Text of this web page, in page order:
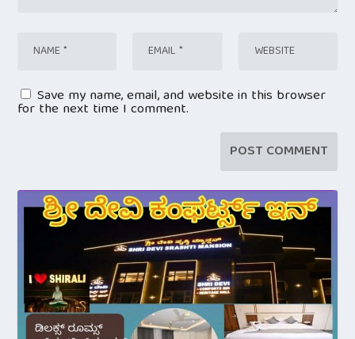
Save my name, email, and website in this browser
for the next time I comment.